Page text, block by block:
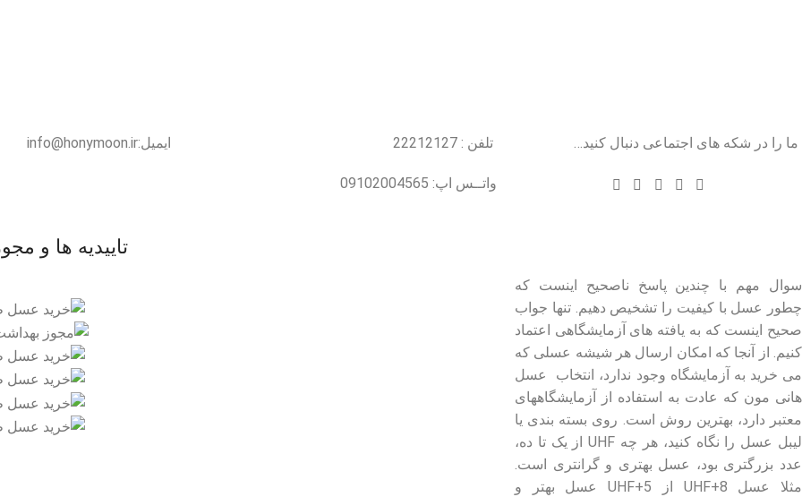
ما را در شکه های اجتماعی دنبال کنید… تلفن : 22212127
واتــس اپ: 09102004565
ایمیل:info@honymoon.ir
سوال مهم با چندین پاسخ ناصحیح اینست که
چطور عسل با کیفیت را تشخیص دهیم. تنها جواب
صحیح اینست که به یافته های آزمایشگاهی اعتماد
کنیم. از آنجا که امکان ارسال هر شیشه عسلی که
می خرید به آزمایشگاه وجود ندارد، انتخاب عسل
هانی مون که عادت به استفاده از آزمایشگاههای
معتبر دارد، بهترین روش است. روی بسته بندی یا
لیبل عسل را نگاه کنید، هر چه UHF از یک تا ده،
عدد بزرگتری بود، عسل بهتری و گرانتری است.
مثلا عسل UHF+8 از UHF+5 عسل بهتر و
تاییدیه ها و